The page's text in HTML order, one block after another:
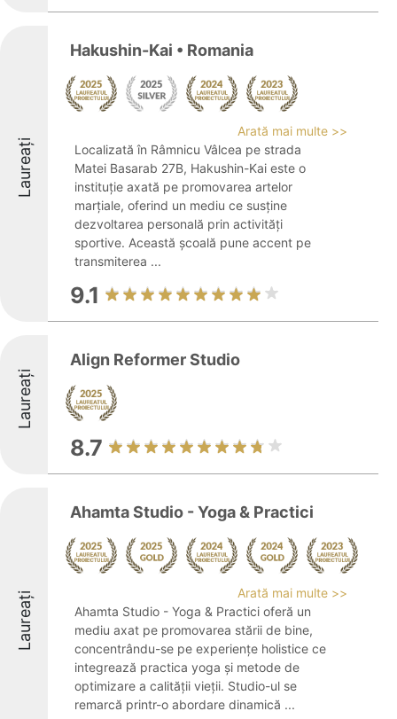
Laureați
Hakushin-Kai • Romania
Arată mai multe >>
Localizată în Râmnicu Vâlcea pe strada
Matei Basarab 27B, Hakushin-Kai este o
instituție axată pe promovarea artelor
marțiale, oferind un mediu ce susține
dezvoltarea personală prin activități
sportive. Această școală pune accent pe
transmiterea ...
9.1
Laureați
Align Reformer Studio
8.7
Laureați
Ahamta Studio - Yoga & Practici
Arată mai multe >>
Ahamta Studio - Yoga & Practici oferă un
mediu axat pe promovarea stării de bine,
concentrându-se pe experiențe holistice ce
integrează practica yoga și metode de
optimizare a calității vieții. Studio-ul se
remarcă printr-o abordare dinamică ...